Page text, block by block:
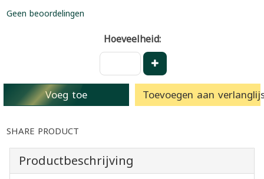
Geen beoordelingen
Hoeveelheid:
Voeg toe Toevoegen aan
SHARE PRODUCT
Productbeschrijving